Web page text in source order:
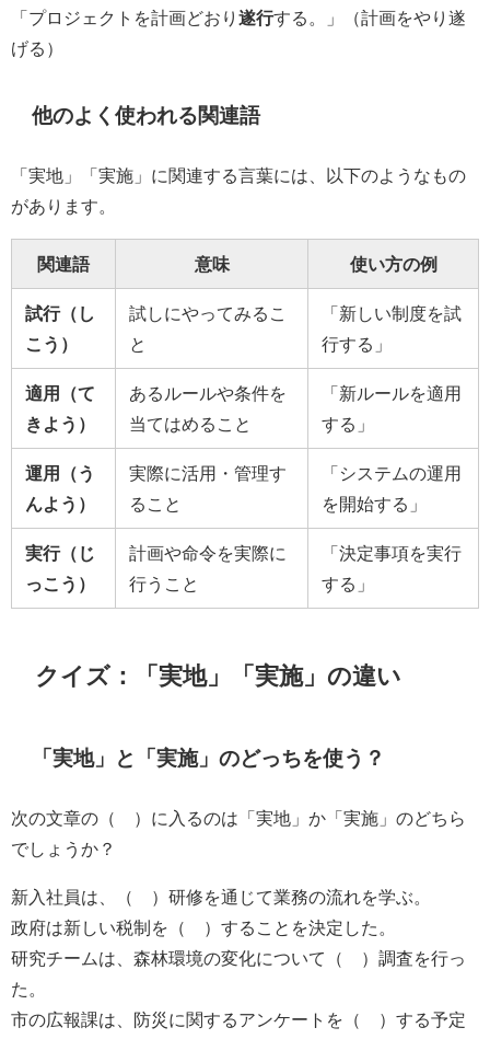
「プロジェクトを計画どおり 遂行する。」（計画をやり遂
げる）
他のよく使われる関連語
「実地」「実施」に関連する言葉には、以下のようなもの
があります。
関連語 意味 使い方の例
試行（し
こう）
試しにやってみるこ
と
「新しい制度を試
行する」
適用（て
きよう）
あるルールや条件を
当てはめること
「新ルールを適用
する」
運用（う
んよう）
実際に活用・管理す
ること
「システムの運用
を開始する」
実行（じ
っこう）
計画や命令を実際に
行うこと
「決定事項を実行
する」
クイズ：「実地」「実施」の違い
「実地」と「実施」のどっちを使う？
次の文章の（ ）に入るのは「実地」か「実施」のどちら
でしょうか？
新入社員は、（ ）研修を通じて業務の流れを学ぶ。
政府は新しい税制を（ ）することを決定した。
研究チームは、森林環境の変化について（ ）調査を行っ
た。
市の広報課は、防災に関するアンケートを（ ）する予定